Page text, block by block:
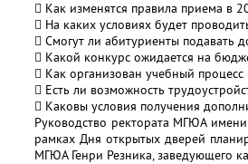
 Как изменятся правила приема в
 На каких условиях будет
 Смогут ли абитуриенты подавать
 Какой конкурс ожидается на
 Как организован учебный
 Есть ли возможность
 Каковы условия получения
Руководство ректората МГЮА
рамках Дня открытых дверей
МГЮА Генри Резника, заведующего